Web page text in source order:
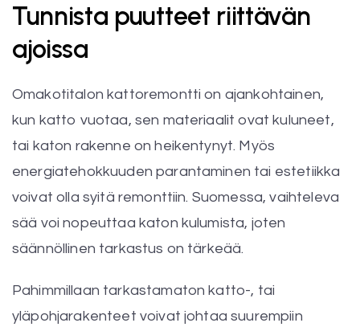
Tunnista puutteet riittävän
ajoissa
Omakotitalon kattoremontti on ajankohtainen,
kun katto vuotaa, sen materiaalit ovat kuluneet,
tai katon rakenne on heikentynyt. Myös
energiatehokkuuden parantaminen tai estetiikka
voivat olla syitä remonttiin. Suomessa, vaihteleva
sää voi nopeuttaa katon kulumista, joten
säännöllinen tarkastus on tärkeää.
Pahimmillaan tarkastamaton katto-, tai
yläpohjarakenteet voivat johtaa suurempiin